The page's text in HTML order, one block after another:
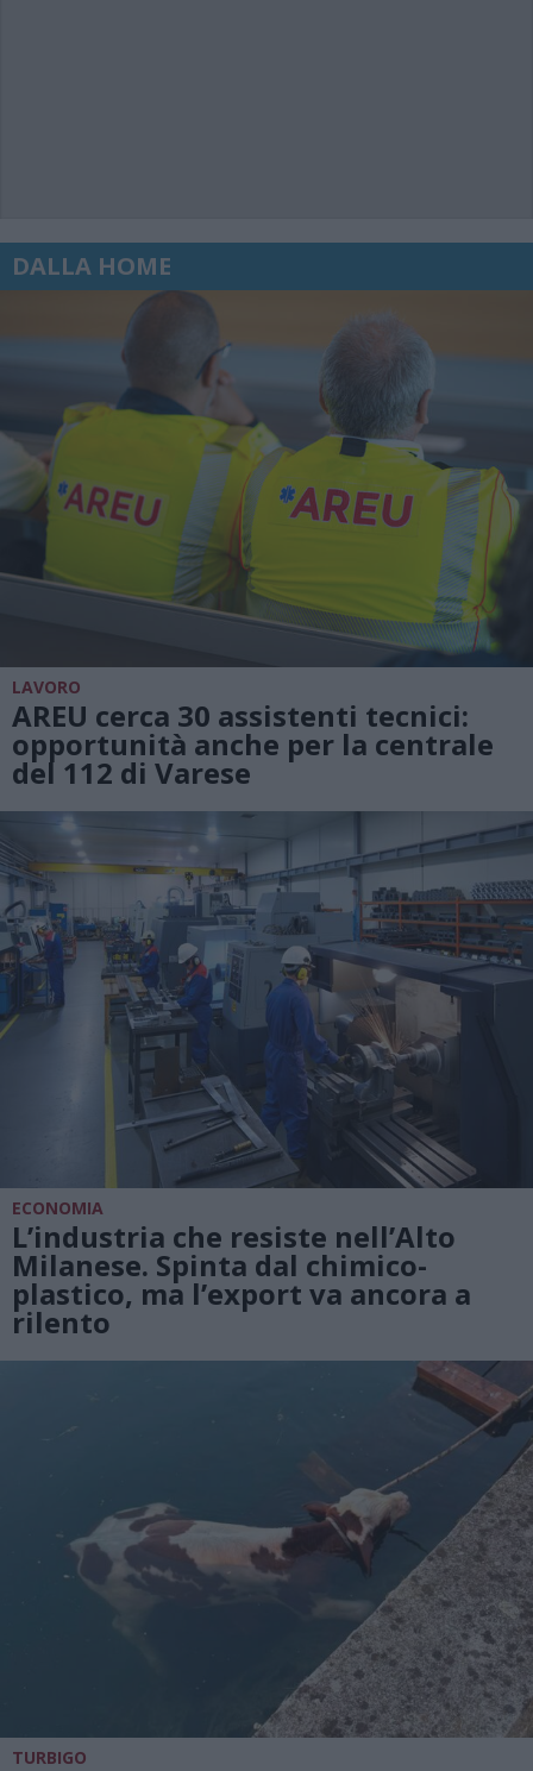
DALLA HOME
LAVORO
AREU cerca 30 assistenti tecnici:
opportunità anche per la centrale
del 112 di Varese
ECONOMIA
L’industria che resiste nell’Alto
Milanese. Spinta dal chimico-
plastico, ma l’export va ancora a
rilento
TURBIGO